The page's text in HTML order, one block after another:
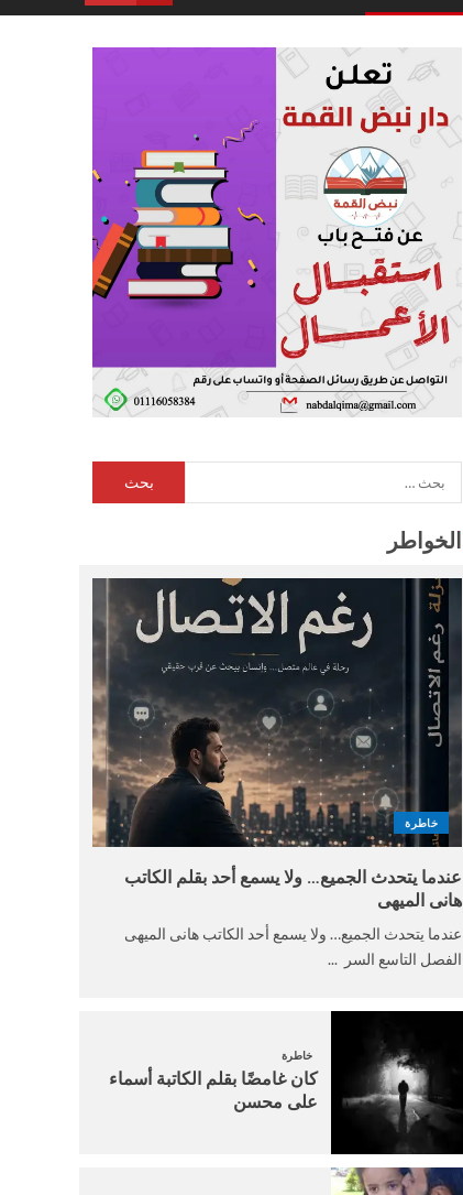
الخواطر
خاطرة
عندما يتحدث الجميع… ولا يسمع أحد بقلم الكاتب
هانى الميهى
عندما يتحدث الجميع… ولا يسمع أحد الكاتب هانى الميهى
الفصل التاسع السر ...
خاطرة
كان غامضًا بقلم الكاتبة أسماء
على محسن